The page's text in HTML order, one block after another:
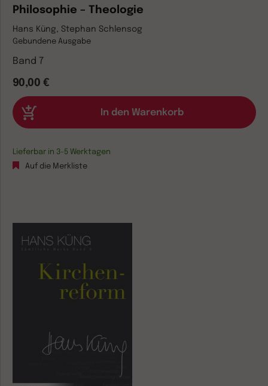
Philosophie – Theologie
Hans Küng, Stephan Schlensog
Gebundene Ausgabe
Band 7
90,00 €
Lieferbar in 3-5 Werktagen
Auf die Merkliste